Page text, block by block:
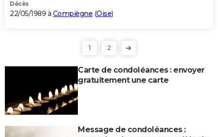
Décès
22/05/1989 à Compiègne (Oise)
1 2
Carte de condoléances : envoyer
gratuitement une carte
Message de condoléances :